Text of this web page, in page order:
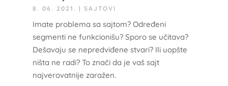
8. 06. 2021. | SAJTOVI
Imate problema sa sajtom? Određeni
segmenti ne funkcionišu? Sporo se učitava?
Dešavaju se nepredviđene stvari? Ili uopšte
ništa ne radi? To znači da je vaš sajt
najverovatnije zaražen.